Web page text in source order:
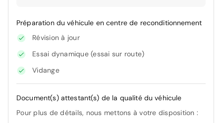
Préparation du véhicule en centre de reconditionnement
Révision à jour
Essai dynamique (essai sur route)
Vidange
Document(s) attestant(s) de la qualité du véhicule
Pour plus de détails, nous mettons à votre disposition :